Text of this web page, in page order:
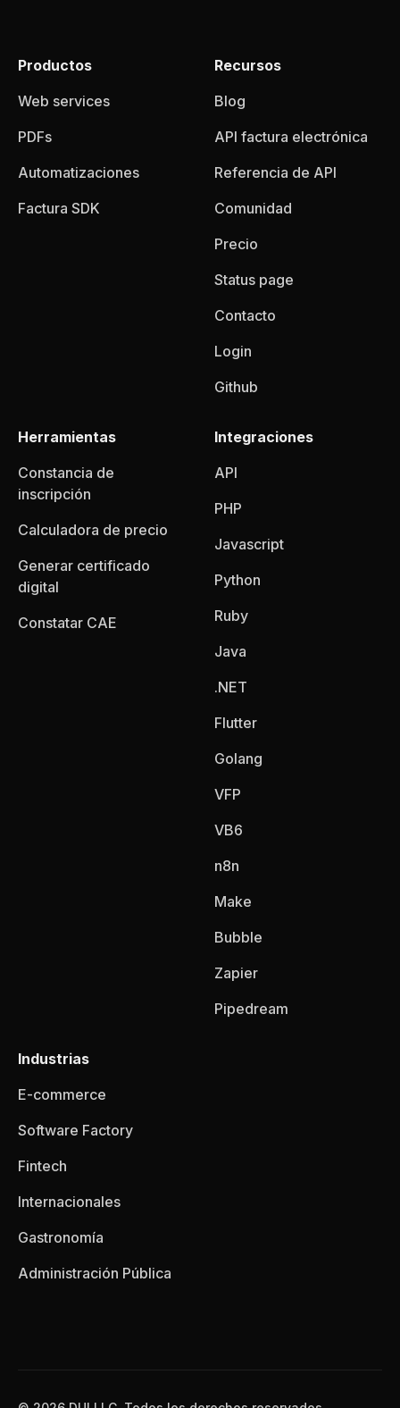
Productos
Web services
PDFs
Automatizaciones
Factura SDK
Recursos
Blog
API factura electrónica
Referencia de API
Comunidad
Precio
Status page
Contacto
Login
Github
Herramientas
Constancia de
inscripción
Calculadora de precio
Generar certificado
digital
Constatar CAE
Integraciones
API
PHP
Javascript
Python
Ruby
Java
.NET
Flutter
Golang
VFP
VB6
n8n
Make
Bubble
Zapier
Pipedream
Industrias
E-commerce
Software Factory
Fintech
Internacionales
Gastronomía
Administración Pública